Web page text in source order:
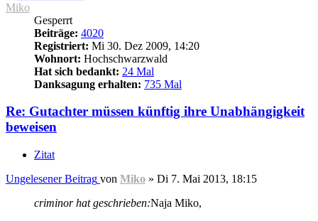
Miko
Gesperrt
Beiträge: 4020
Registriert: Mi 30. Dez 2009, 14:20
Wohnort: Hochschwarzwald
Hat sich bedankt: 24 Mal
Danksagung erhalten: 735 Mal
Re: Gutachter müssen künftig ihre Unabhängigkeit
beweisen
Zitat
Ungelesener Beitrag von Miko » Di 7. Mai 2013, 18:15
criminor hat geschrieben:Naja Miko,